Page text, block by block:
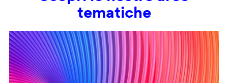
tematiche